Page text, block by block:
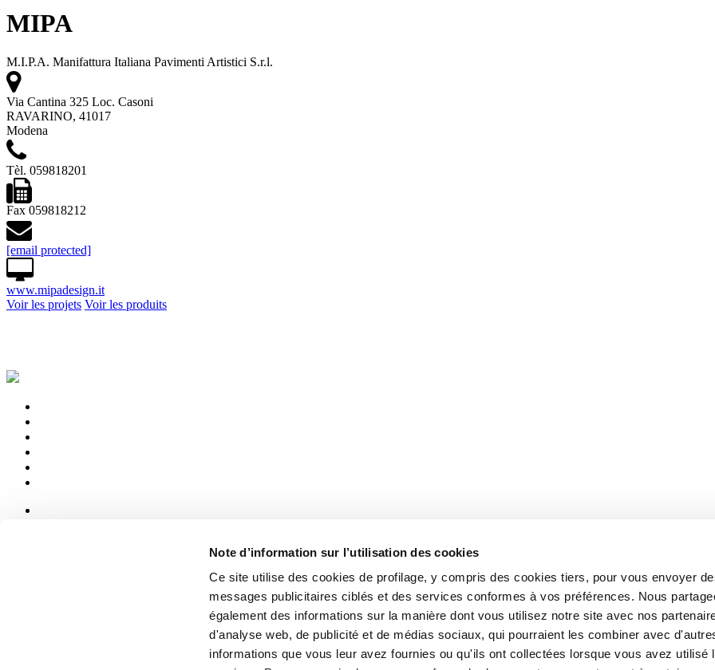
Note d’information sur l’utilisation des cookies
Ce site utilise des cookies de profilage, y compris des cookies tiers, pour vous envoyer
messages publicitaires ciblés et des services conformes à vos préférences. Nous
également des informations sur la manière dont vous utilisez notre site avec nos
d'analyse web, de publicité et de médias sociaux, qui pourraient les combiner avec
informations que vous leur avez fournies ou qu'ils ont collectées lorsque vous avez utilisé
MIPA
M.I.P.A. Manifattura Italiana Pavimenti Artistici S.r.l.
Via Cantina 325 Loc. Casoni
RAVARINO, 41017
Modena
Tèl. 059818201
Fax 059818212
[email protected]
www.mipadesign.it
Voir les projets Voir les produits